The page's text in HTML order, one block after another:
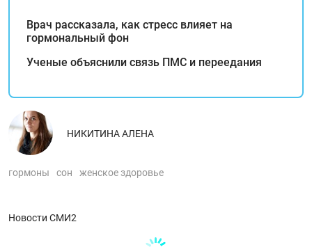
Врач рассказала, как стресс влияет на
гормональный фон
Ученые объяснили связь ПМС и переедания
НИКИТИНА АЛЕНА
гормоны сон женское здоровье
Новости СМИ2